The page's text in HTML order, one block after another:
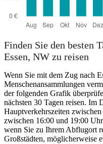
Finden Sie den besten
Essen, NW zu reisen
Wenn Sie mit dem Zug nach
Menschenansammlungen
der folgenden Grafik
nächsten 30 Tagen reisen. Im
Hauptverkehrszeiten
zwischen 16:00 und 19:00
wenn Sie zu Ihrem Abflugort
Großstädten, möglicherweise